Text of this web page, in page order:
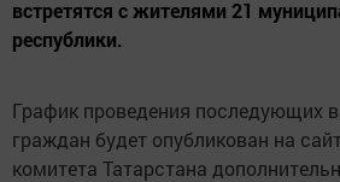
встретятся с жителями 21
республики.
График проведения последующих
граждан будет опубликован на
комитета Татарстана